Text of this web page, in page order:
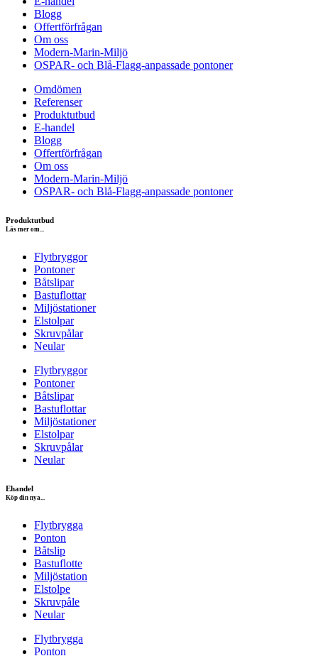
Blogg
Offertförfrågan
Om oss
Modern-Marin-Miljö
OSPAR- och Blå-Flagg-anpassade pontoner
Omdömen
Referenser
Produktutbud
E-handel
Blogg
Offertförfrågan
Om oss
Modern-Marin-Miljö
OSPAR- och Blå-Flagg-anpassade pontoner
Produktutbud
Läs mer om...
Flytbryggor
Pontoner
Båtslipar
Bastuflottar
Miljöstationer
Elstolpar
Skruvpålar
Neular
Flytbryggor
Pontoner
Båtslipar
Bastuflottar
Miljöstationer
Elstolpar
Skruvpålar
Neular
Ehandel
Köp din nya...
Flytbrygga
Ponton
Båtslip
Bastuflotte
Miljöstation
Elstolpe
Skruvpåle
Neular
Flytbrygga
Ponton